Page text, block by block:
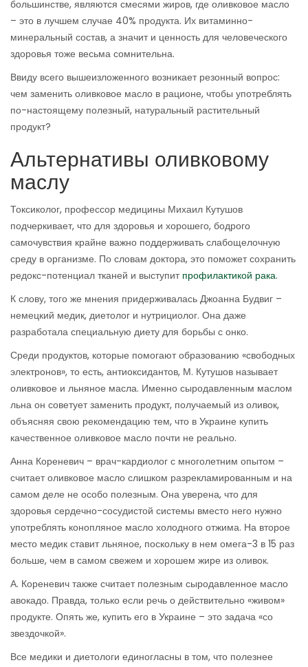
большинстве, являются смесями жиров, где оливковое масло
– это в лучшем случае 40% продукта. Их витаминно-
минеральный состав, а значит и ценность для человеческого
здоровья тоже весьма сомнительна.
Ввиду всего вышеизложенного возникает резонный вопрос:
чем заменить оливковое масло в рационе, чтобы употреблять
по-настоящему полезный, натуральный растительный
продукт?
Альтернативы оливковому
маслу
Токсиколог, профессор медицины Михаил Кутушов
подчеркивает, что для здоровья и хорошего, бодрого
самочувствия крайне важно поддерживать слабощелочную
среду в организме. По словам доктора, это поможет сохранить
редокс-потенциал тканей и выступит профилактикой рака.
К слову, того же мнения придерживалась Джоанна Будвиг –
немецкий медик, диетолог и нутрициолог. Она даже
разработала специальную диету для борьбы с онко.
Среди продуктов, которые помогают образованию «свободных
электронов», то есть, антиоксидантов, М. Кутушов называет
оливковое и льняное масла. Именно сыродавленным маслом
льна он советует заменить продукт, получаемый из оливок,
объясняя свою рекомендацию тем, что в Украине купить
качественное оливковое масло почти не реально.
Анна Кореневич – врач-кардиолог с многолетним опытом –
считает оливковое масло слишком разрекламированным и на
самом деле не особо полезным. Она уверена, что для
здоровья сердечно-сосудистой системы вместо него нужно
употреблять конопляное масло холодного отжима. На второе
место медик ставит льняное, поскольку в нем омега-3 в 15 раз
больше, чем в самом свежем и хорошем жире из оливок.
А. Кореневич также считает полезным сыродавленное масло
авокадо. Правда, только если речь о действительно «живом»
продукте. Опять же, купить его в Украине – это задача «со
звездочкой».
Все медики и диетологи единогласны в том, что полезнее